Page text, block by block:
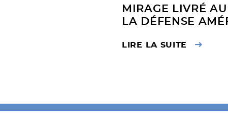
MIRAGE LIVRÉ
LA DÉFENSE
LIRE LA SUITE